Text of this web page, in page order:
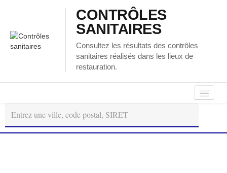
CONTRÔLES
SANITAIRES
Consultez les résultats des contrôles
sanitaires réalisés dans les lieux de
restauration.
Autour
de
moi
Régions